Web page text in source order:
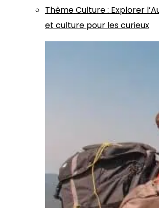
ThèmeCulture: Explorer
et culture pour les curieux